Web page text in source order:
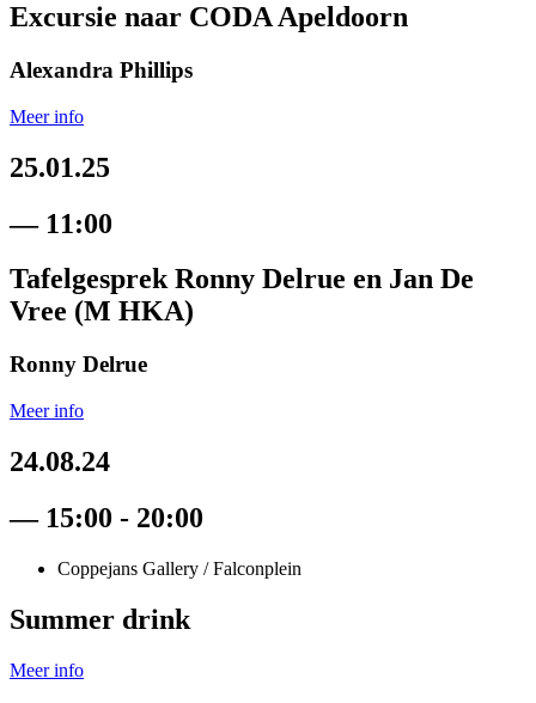
Excursie naar CODA Apeldoorn
Alexandra Phillips
Meer info
25.01.25
— 11:00
Tafelgesprek Ronny Delrue en Jan De
Vree (M HKA)
Ronny Delrue
Meer info
24.08.24
— 15:00 - 20:00
Coppejans Gallery / Falconplein
Summer drink
Meer info